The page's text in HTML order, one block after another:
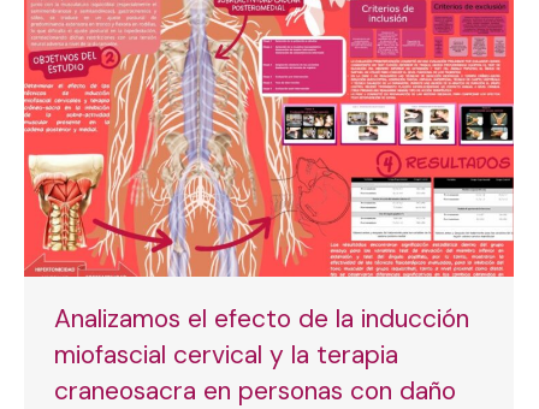
Analizamos el efecto de la inducción
miofascial cervical y la terapia
craneosacra en personas con daño